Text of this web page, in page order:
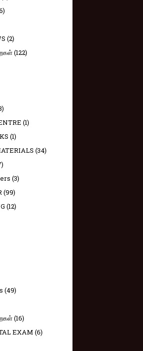
(2)
(122)
(1)
(1)
(34)
(3)
(99)
(12)
(49)
(16)
EXAM (6)